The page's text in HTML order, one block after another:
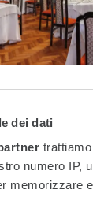
dei dati
numero IP,
memorizzare
Cucina
di aver
le celebri